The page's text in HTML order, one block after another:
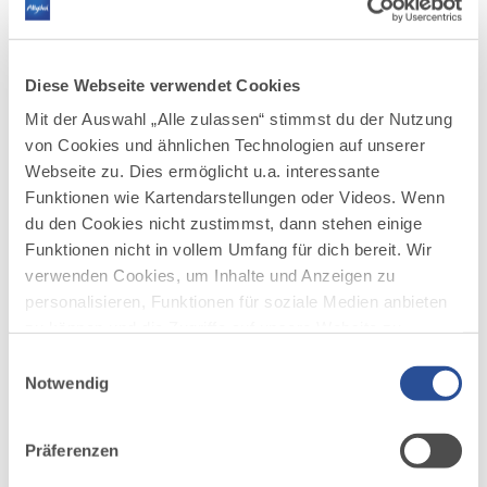
Diese Webseite verwendet Cookies
Mit der Auswahl „Alle zulassen“ stimmst du der Nutzung
von Cookies und ähnlichen Technologien auf unserer
Webseite zu. Dies ermöglicht u.a. interessante
Funktionen wie Kartendarstellungen oder Videos. Wenn
du den Cookies nicht zustimmst, dann stehen einige
Funktionen nicht in vollem Umfang für dich bereit. Wir
verwenden Cookies, um Inhalte und Anzeigen zu
personalisieren, Funktionen für soziale Medien anbieten
deiner Verwendung unserer Website an unsere Partner
möglicherweise mit weiteren Daten zusammen, die du
Notwendig
Präferenzen
DISTANZ
30,4 km 2:30 h
455 m mittel
4
Alpenblick und Illertal
©
Länge: 17,9 km
Empfohlene Fahrtrichtung: gegen den Urzeigersinn
mehr
dazu